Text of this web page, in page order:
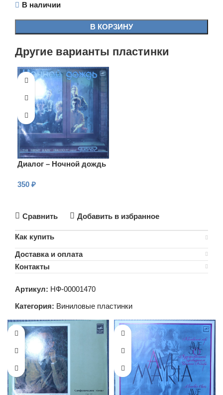
В наличии
В КОРЗИНУ
Другие варианты пластинки
Диалог – Ночной дождь
350 ₽
Сравнить Добавить в избранное
Как купить
Доставка и оплата
Контакты
Артикул: НФ-00001470
Категория: Виниловые пластинки